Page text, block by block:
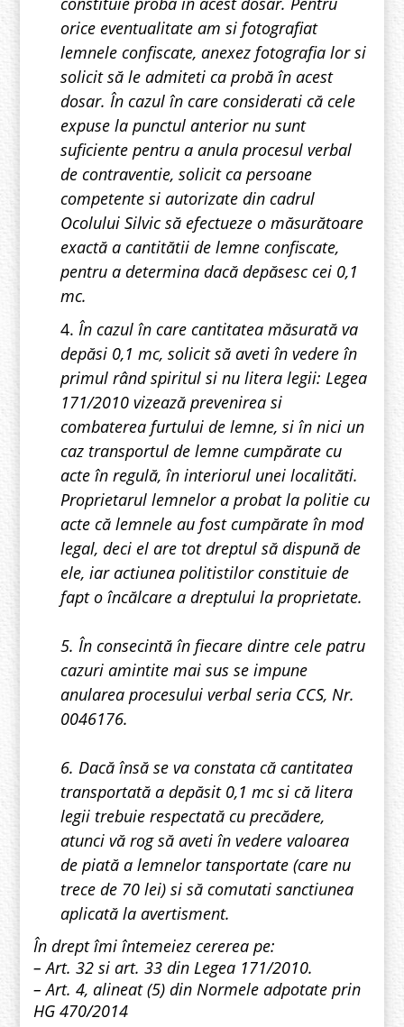
orice eventualitate am si fotografiat
lemnele confiscate, anexez fotografia lor si
solicit să le admiteti ca probă în acest
dosar. În cazul în care considerati că cele
expuse la punctul anterior nu sunt
suficiente pentru a anula procesul verbal
de contraventie, solicit ca persoane
competente si autorizate din cadrul
Ocolului Silvic să efectueze o măsurătoare
exactă a cantitătii de lemne confiscate,
pentru a determina dacă depăsesc cei 0,1
mc.
4. În cazul în care cantitatea măsurată va
depăsi 0,1 mc, solicit să aveti în vedere în
primul rând spiritul si nu litera legii: Legea
171/2010 vizează prevenirea si
combaterea furtului de lemne, si în nici un
caz transportul de lemne cumpărate cu
acte în regulă, în interiorul unei localităti.
Proprietarul lemnelor a probat la politie cu
acte că lemnele au fost cumpărate în mod
legal, deci el are tot dreptul să dispună de
ele, iar actiunea politistilor constituie de
fapt o încălcare a dreptului la proprietate.
5. În consecintă în fiecare dintre cele patru
cazuri amintite mai sus se impune
anularea procesului verbal seria CCS, Nr.
0046176.
6. Dacă însă se va constata că cantitatea
transportată a depăsit 0,1 mc si că litera
legii trebuie respectată cu precădere,
atunci vă rog să aveti în vedere valoarea
de piată a lemnelor tansportate (care nu
trece de 70 lei) si să comutati sanctiunea
aplicată la avertisment.
În drept îmi întemeiez cererea pe:
– Art. 32 si art. 33 din Legea 171/2010.
– Art. 4, alineat (5) din Normele adpotate prin
HG 470/2014